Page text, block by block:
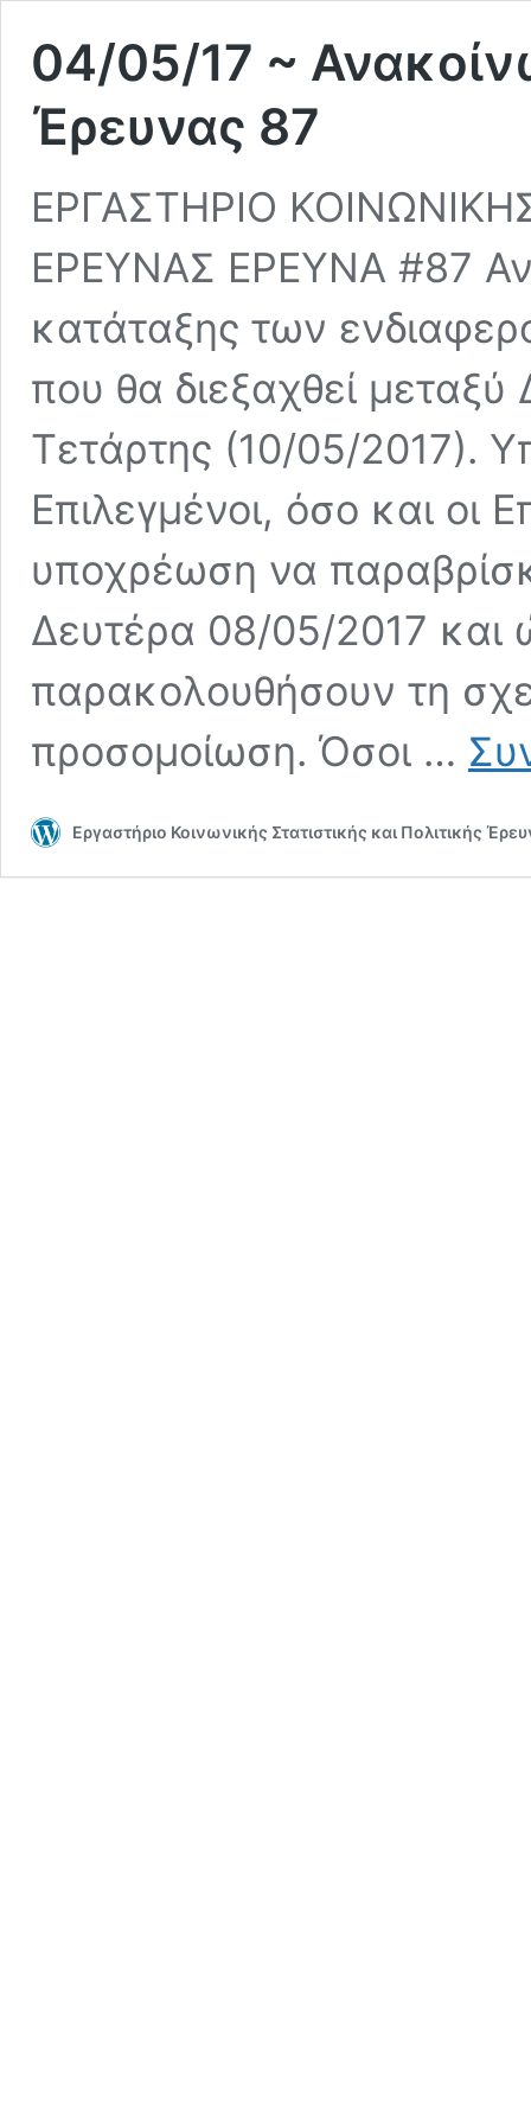
04/05/17 ~
Έρευνας 87
ΕΡΓΑΣΤΗΡΙΟ
ΕΡΕΥΝΑΣ ΕΡΕΥΝΑ #87
κατάταξης των
που θα διεξαχθεί
Τετάρτης (10/05/2017).
Επιλεγμένοι, όσο και οι
υποχρέωση να
Δευτέρα 08/05/2017 και
παρακολουθήσουν τη
προσομοίωση. Όσοι …
Εργαστήριο Κοινωνικής Στατιστικής και Πολιτικής